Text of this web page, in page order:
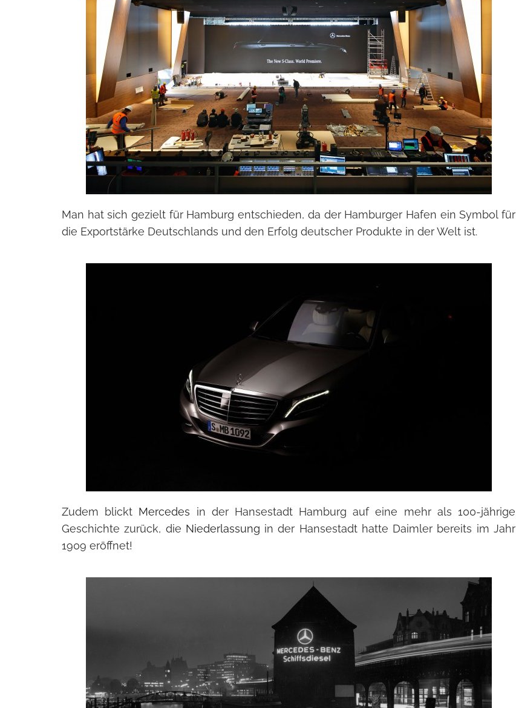
Man hat sich gezielt für Hamburg entschieden, da der Hamburger Hafen ein Symbol für
die Exportstärke Deutschlands und den Erfolg deutscher Produkte in der Welt ist.
Zudem blickt Mercedes in der Hansestadt Hamburg auf eine mehr als 100-jährige
Geschichte zurück, die Niederlassung in der Hansestadt hatte Daimler bereits im Jahr
1909 eröffnet!